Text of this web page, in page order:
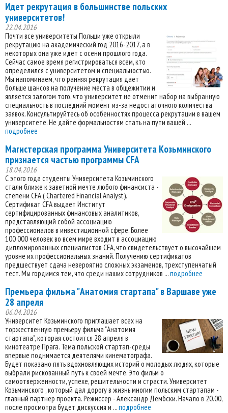
Идет рекрутация в большинстве польских
университетов!
22.04.2016
Почти все университеты Польши уже открыли
рекрутацию на академический год 2016-2017, а в
некоторых она уже идет с осени прошлого года.
Сейчас самое время регистрироваться всем, кто
определился с университетом и специальностью.
Мы напоминаем, что ранняя рекрутация дает
больше шансов на получение места в общежитии и
является залогом того, что университет не отменит набор на выбранную
специальность в последний момент из-за недостаточного количества
заявок. Консультируйтесь об особенностях процесса рекрутации в вашем
университете. Не дайте формальностям стать на пути вашей ...
подробнее
Магистерская программа Университета Козьминского
признается частью программы CFA
18.04.2016
С этого года студенты Университета Козьминского
стали ближе к заветной мечте любого финансиста -
степени CFA ( Chartered Financial Analyst).
Сертификат CFA выдает Институт
сертифицированных финансовых аналитиков,
представляющий собой ассоциацию
профессионалов в инвестиционной сфере. Более
100 000 человек во всем мире входит в ассоциацию
дипломированных специалистов CFA, что свидетельствует о высочайшем
уровне их профессиональных знаний. Получению сертификатов
предшествует сдача невероятно сложных экзаменов, трехступенчатый
тест. Мы гордимся тем, что среди наших сотрудников ...подробнее
Премьера фильма "Анатомия стартапа" в Варшаве уже
28 апреля
06.04.2016
Университет Козьминского приглашает всех на
торжественную премьеру фильма "Анатомия
стартапа", которая состоится 28 апреля в
кинотеатре Прага. Тема польской стартап-среды
впервые поднимается деятелями кинематографа.
Будет показано пять вдохновляющих историй о молодых людях, которые
выбрали рискованный путь к своей мечте. Это фильм о
самоотверженности, успехе, решительности и страсти. Университет
Козьминского , который дал дорогу в жизнь многим польским стартапам -
главный партнер проекта. Режиссер - Александр Дембски. Начало в 20.00,
после просмотра будет дискуссия и ...подробнее